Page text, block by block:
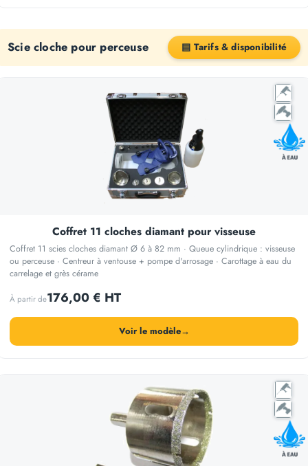
Scie cloche pour perceuse ▤ Tarifs & disponibilité
Coffret 11 cloches diamant pour visseuse
Coffret 11 scies cloches diamant Ø 6 à 82 mm · Queue cylindrique : visseuse
ou perceuse · Centreur à ventouse + pompe d'arrosage · Carottage à eau du
carrelage et grès cérame
À partir de176,00 € HT
Voir le modèle→